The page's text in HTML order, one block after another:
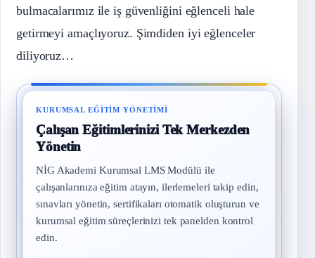
bulmacalarımız ile iş güvenliğini eğlenceli hale
getirmeyi amaçlıyoruz. Şimdiden iyi eğlenceler
diliyoruz…
KURUMSAL EĞITIM YÖNETIMI
Çalışan Eğitimlerinizi Tek Merkezden
Yönetin
NİG Akademi Kurumsal LMS Modülü ile
çalışanlarınıza eğitim atayın, ilerlemeleri takip edin,
sınavları yönetin, sertifikaları otomatik oluşturun ve
kurumsal eğitim süreçlerinizi tek panelden kontrol
edin.